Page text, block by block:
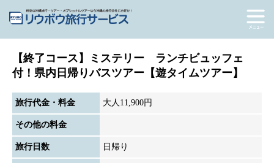
【終了コース】ミステリー ランチビュッフェ
付！県内日帰りバスツアー【遊タイムツアー】
旅行代金・料金 大人11,900円
その他の料金
旅行日数 日帰り